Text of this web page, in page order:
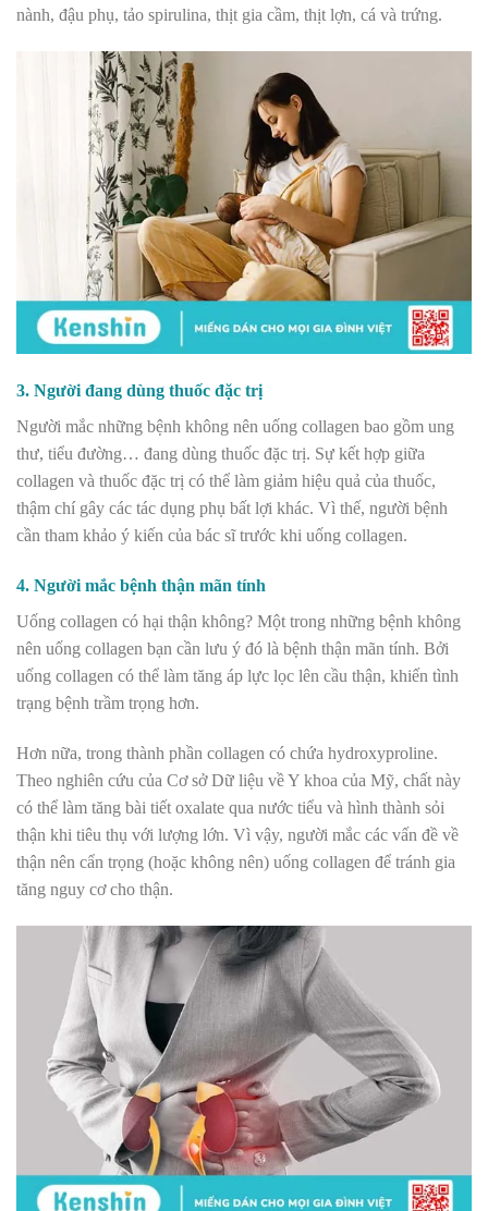
nành, đậu phụ, tảo spirulina, thịt gia cầm, thịt lợn, cá và trứng.
3. Người đang dùng thuốc đặc trị
Người mắc những bệnh không nên uống collagen bao gồm ung
thư, tiểu đường… đang dùng thuốc đặc trị. Sự kết hợp giữa
collagen và thuốc đặc trị có thể làm giảm hiệu quả của thuốc,
thậm chí gây các tác dụng phụ bất lợi khác. Vì thế, người bệnh
cần tham khảo ý kiến của bác sĩ trước khi uống collagen.
4. Người mắc bệnh thận mãn tính
Uống collagen có hại thận không? Một trong những bệnh không
nên uống collagen bạn cần lưu ý đó là bệnh thận mãn tính. Bởi
uống collagen có thể làm tăng áp lực lọc lên cầu thận, khiến tình
trạng bệnh trầm trọng hơn.
Hơn nữa, trong thành phần collagen có chứa hydroxyproline.
Theo nghiên cứu của Cơ sở Dữ liệu về Y khoa của Mỹ, chất này
có thể làm tăng bài tiết oxalate qua nước tiểu và hình thành sỏi
thận khi tiêu thụ với lượng lớn. Vì vậy, người mắc các vấn đề về
thận nên cẩn trọng (hoặc không nên) uống collagen để tránh gia
tăng nguy cơ cho thận.